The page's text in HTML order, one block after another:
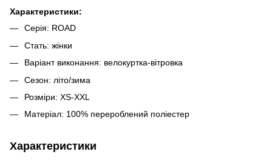
Характеристики:
Серія: ROAD
Стать: жінки
Варіант виконання: велокуртка-вітровка
Сезон: літо/зима
Розміри: XS-XXL
Матеріал: 100% перероблений поліестер
Характеристики